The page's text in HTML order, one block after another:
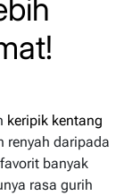
keripik kentang
renyah daripada
banyak
rasa gurih